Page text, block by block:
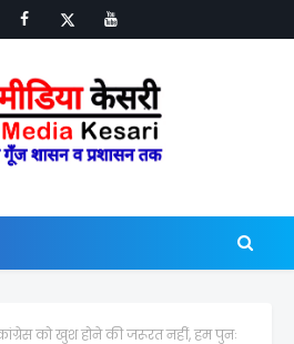
को खुश होने की जरूरत नहीं, हम पुनः